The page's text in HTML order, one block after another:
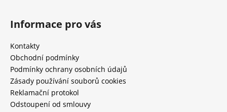
Informace pro vás
Kontakty
Obchodní podmínky
Podmínky ochrany osobních údajů
Zásady používání souborů cookies
Reklamační protokol
Odstoupení od smlouvy